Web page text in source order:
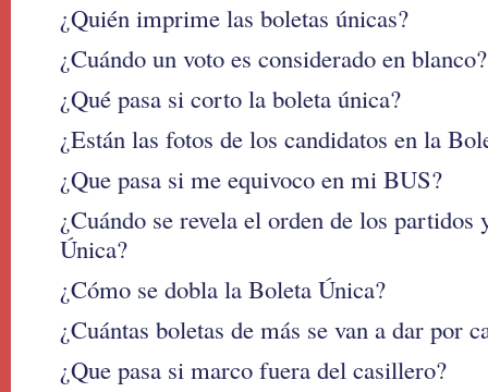
¿Quién imprime las boletas únicas?
¿Cuándo un voto es considerado en blanco?
¿Qué pasa si corto la boleta única?
¿Están las fotos de los candidatos en la
¿Que pasa si me equivoco en mi BUS?
¿Cuándo se revela el orden de los partidos
Única?
¿Cómo se dobla la Boleta Única?
¿Cuántas boletas de más se van a dar por
¿Que pasa si marco fuera del casillero?